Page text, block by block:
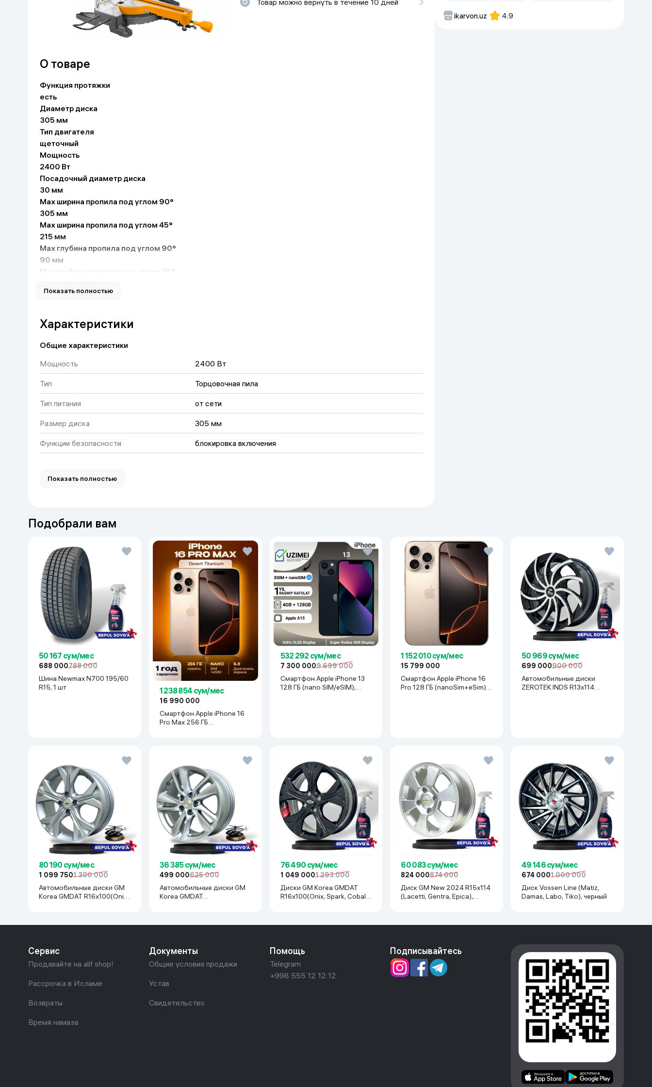
Красота и уход
Умный дом
Детские товары
Строительство и ремонт
Ювелирные изделия
Товары для дома
Дом и сад
Одежда и Обувь
Очки виртуальной реальности
Умные очки
Товар можно вернуть в течение 10 дней
О товаре
Функция протяжки
есть
Диаметр диска
305 мм
Тип двигателя
щеточный
Мощность
2400 Вт
Посадочный диаметр диска
30 мм
Max ширина пропила под углом 90°
305 мм
Max ширина пропила под углом 45°
215 мм
Max глубина пропила под углом 90°
90 мм
Max глубина пропила под углом 45°
Наличие лазера
Поддержание постоянных оборотов под нагрузкой
нет
Плавный пуск
Регулировка оборотов
нет
Длина кабеля
2 м
Струбцина в комплекте
нет
Класс товара
полупрофессиональный
Напряжение питания
4500 об/мин
Показать полностью
Характеристики
Общие характеристики
Мощность
2400 Вт
Тип Торцовочная пила
Тип питания от сети
Размер диска 305 мм
Функции безопасности блокировка включения
Показать полностью
ikarvon.uz 4.9
Подобрали вам
50 167 сум/мес
688 000788 000
Шина Newmax N700 195/60
R15, 1 шт
1 238 854 сум/мес
16 990 000
Смартфон Apple iPhone 16
Pro Max 256 ГБ
532 292 сум/мес
7 300 0009 699 000
Смартфон Apple iPhone 13
128 ГБ (nano SIM/eSIM),
1 152 010 сум/мес
15 799 000
Смартфон Apple iPhone 16
Pro 128 ГБ (nanoSim+eSim),
50 969 сум/мес
699 000900 000
Автомобильные диски
ZEROTEK INDS R13x114
80 190 сум/мес
1 099 7501 300 000
Автомобильные диски GM
Korea GMDAT R16x100(Onix.
36 385 сум/мес
499 000625 000
Автомобильные диски GM
Korea GMDAT
76 490 сум/мес
1 049 0001 293 000
Диски GM Korea GMDAT
R16x100(Onix, Spark, Cobalt,
60 083 сум/мес
824 000874 000
Диск GM New 2024 R15x114
(Lacetti, Gentra, Epica),
49 146 сум/мес
674 0001 000 000
Диск Vossen Line (Matiz,
Damas, Labo, Tiko), черный
Сервис
Продавайте на alif shop!
Рассрочка в Исламе
Возвраты
Время намаза
Документы
Общие условия продажи
Устав
Свидетельство
Помощь
Telegram
+998 555 12 12 12
Подписывайтесь